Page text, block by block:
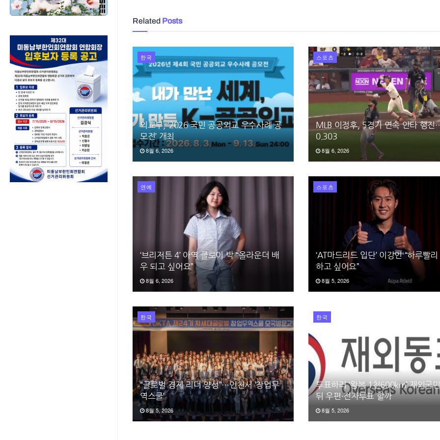
Related Posts
한국
외교부, ‘2026 국민 공공외교 우수사례 공
모전’ 개최
8월 6, 2026
스포츠
MLB 이정후, 5경기 연속 안타 행진
0.303
8월 6, 2026
연예
‘브리저튼 4’ 아역 클로이 박 “올라운더 배
우 되고 싶어요”
8월 6, 2026
스포츠
‘AT마드리드 입단’ 이강인 “하루빨
하고 싶어요”
8월 5, 2026
한국
“글로벌 경제 리더 양성”…인천서 ‘창업무
역스쿨’
8월 5, 2026
한국
투표하러 ‘왕복 1천600km’ 재외국
뒤 우편·전자투표 할까
8월 5, 2026